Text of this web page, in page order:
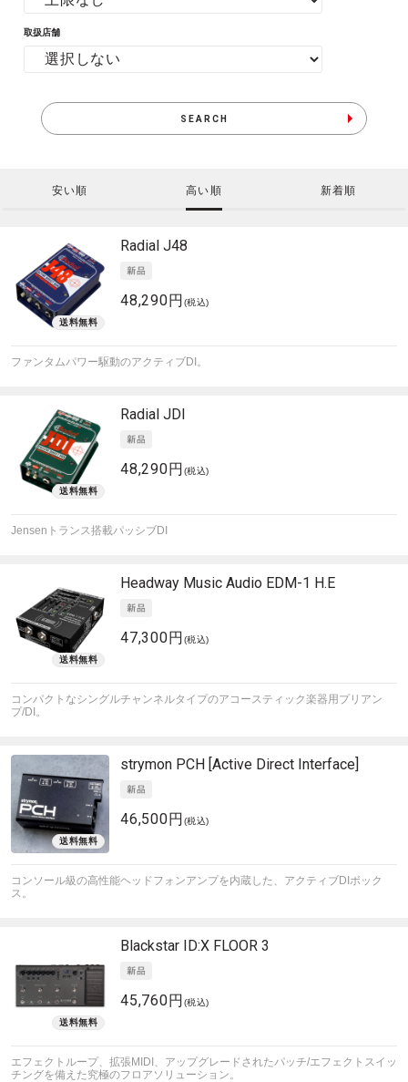
取扱店舗
SEARCH
安い順 高い順 新着順
Radial J48
48,290円 (税込)
ファンタムパワー駆動のアクティブDI。
Radial JDI
48,290円 (税込)
Jensenトランス搭載パッシブDI
Headway Music Audio EDM-1 H.E
47,300円 (税込)
コンパクトなシングルチャンネルタイプのアコースティック楽器用プリアン
プ/DI。
strymon PCH [Active Direct Interface]
46,500円 (税込)
コンソール級の高性能ヘッドフォンアンプを内蔵した、アクティブDIボック
ス。
Blackstar ID:X FLOOR 3
45,760円 (税込)
エフェクトループ、拡張MIDI、アップグレードされたパッチ/エフェクトスイッ
チングを備えた究極のフロアソリューション。